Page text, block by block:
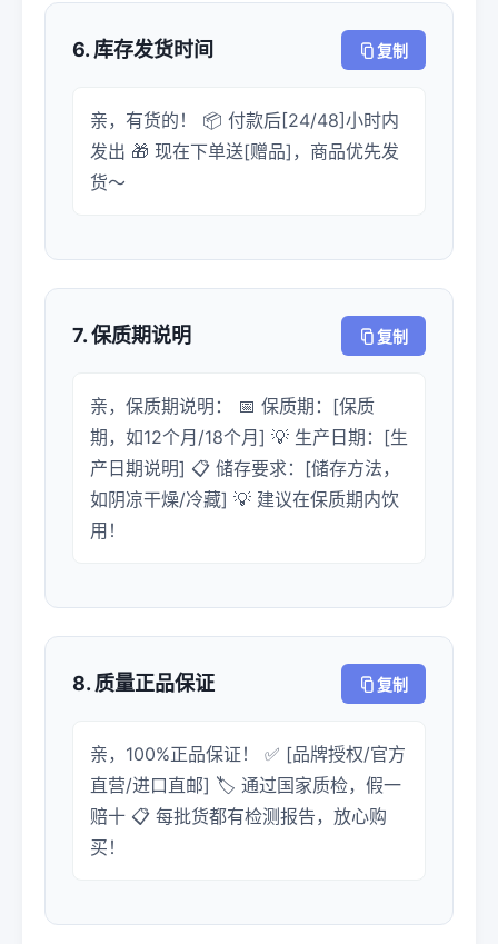
6. 库存发货时间 复制
亲，有货的！ 📦 付款后[24/48]小时内
发出 🎁 现在下单送[赠品]，商品优先发
货～
7. 保质期说明 复制
亲，保质期说明： 📅 保质期：[保质
期，如12个月/18个月] 💡 生产日期：[生
产日期说明] 📋 储存要求：[储存方法，
如阴凉干燥/冷藏] 💡 建议在保质期内饮
用！
8. 质量正品保证 复制
亲，100%正品保证！ ✅ [品牌授权/官方
直营/进口直邮] 🏷️ 通过国家质检，假一
赔十 📋 每批货都有检测报告，放心购
买！